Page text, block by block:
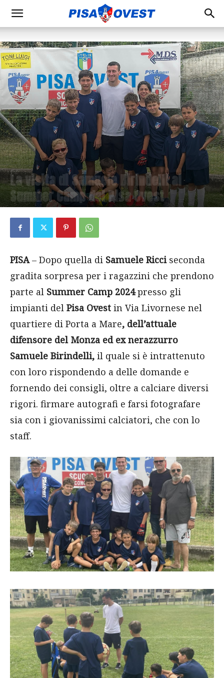
La visita di Samuele Birindelli ai
Summer Camp del Pisa Ovest
PISA– Dopo quella di Samuele Ricciseconda
gradita sorpresa per i ragazzini che prendono
parte al Summer Camp 2024presso gli
impianti del Pisa Ovest in Via Livornese nel
quartiere di Porta a Mare, dell’attuale
difensore del Monza ed ex nerazzurro
Samuele Birindelli, il quale si è intrattenuto
con loro rispondendo a delle domande e
fornendo dei consigli, oltre a calciare diversi
rigori. firmare autografi e farsi fotografare
sia con i giovanissimi calciatori, che con lo
staff.